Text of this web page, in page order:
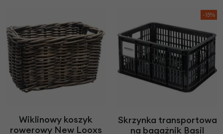
Wiklinowy koszyk
rowerowy New Looxs
-15%
Skrzynka transportowa
na bagażnik Basil